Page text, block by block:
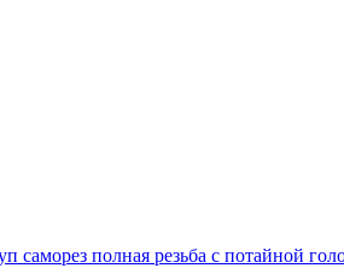
саморез полная резьба с потайной